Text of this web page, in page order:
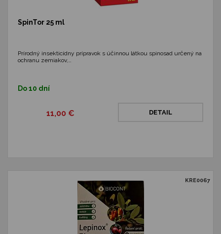
SpinTor 25 ml
Prírodný insekticídny prípravok s účinnou látkou spinosad určený na
ochranu zemiakov,…
Do 10 dní
11,00 € DETAIL
KRE0067